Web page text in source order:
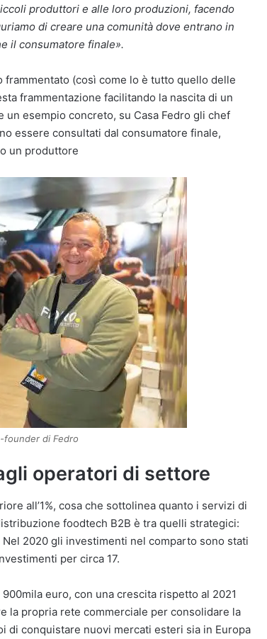
produttori e alle loro produzioni, facendo
di creare una comunità dove entrano in
il consumatore finale».
(così come lo è tutto quello delle
frammentazione facilitando la nascita di un
un esempio concreto, su Casa Fedro gli chef
essere consultati dal consumatore finale,
un produttore
founder di Fedro
operatori di settore
all’1%, cosa che sottolinea quanto i servizi di
foodtech B2B è tra quelli strategici:
2020 gli investimenti nel comparto sono stati
per circa 17.
euro, con una crescita rispetto al 2021
la propria rete commerciale per consolidare la
di conquistare nuovi mercati esteri sia in Europa